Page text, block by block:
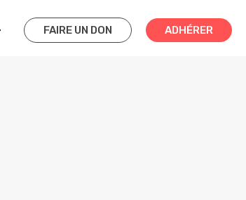
FAIRE UN DON ADHÉRER